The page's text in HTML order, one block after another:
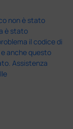
non è stato
è stato
il codice di
anche questo
Assistenza